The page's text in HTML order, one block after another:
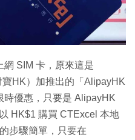
網 SIM 卡，原來這是
HK）加推出的「AlipayHK
時優惠，只要是 AlipayHK
HK$1 購買 CTExcel 本地
步驟簡單，只要在